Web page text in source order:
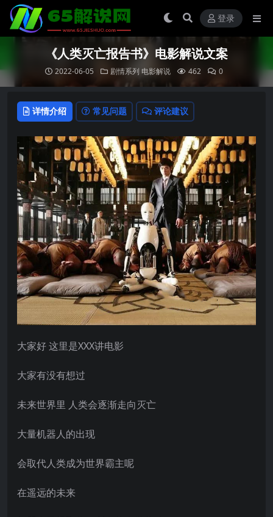
登录
《人类灭亡报告书》电影解说文案
2022-06-05 剧情系列 电影解说 462 0
详情介绍 常见问题 评论建议
大家好 这里是XXX讲电影
大家有没有想过
未来世界里 人类会逐渐走向灭亡
大量机器人的出现
会取代人类成为世界霸主呢
在遥远的未来